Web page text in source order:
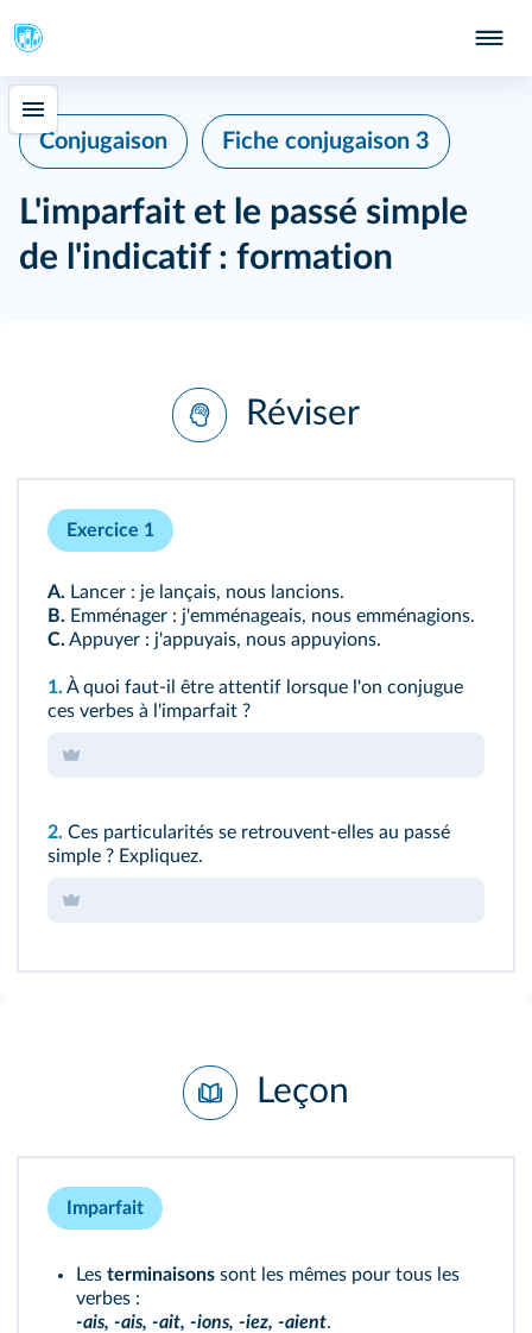
Conjugaison Fiche conjugaison 3
L'imparfait et le passé simple
de l'indicatif : formation
Réviser
Exercice 1
A. Lancer : je lançais, nous lancions.
B. Emménager : j'emménageais, nous emménagions.
C. Appuyer : j'appuyais, nous appuyions.
1. À quoi faut-il être attentif lorsque l'on conjugue
ces verbes à l'imparfait ?
2. Ces particularités se retrouvent-elles au passé
simple ? Expliquez.
Leçon
Imparfait
Les terminaisons sont les mêmes pour tous les
verbes :
-ais, -ais, -ait, -ions, -iez, -aient.